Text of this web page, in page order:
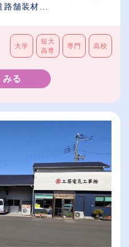
舗装材...
大学
短大
高専
専門 高校
みる